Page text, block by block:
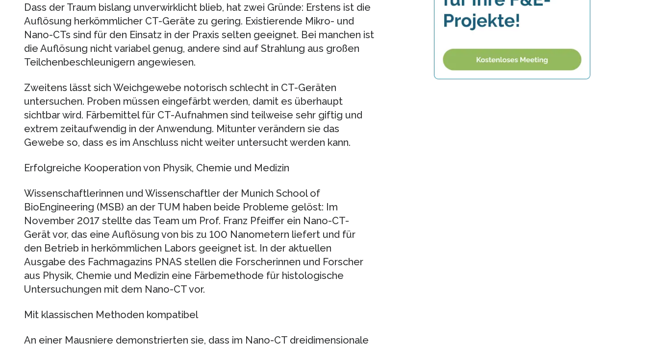
Dass der Traum bislang unverwirklicht blieb, hat zwei Gründe: Erstens ist die
Auflösung herkömmlicher CT-Geräte zu gering. Existierende Mikro- und
Nano-CTs sind für den Einsatz in der Praxis selten geeignet. Bei manchen ist
die Auflösung nicht variabel genug, andere sind auf Strahlung aus großen
Teilchenbeschleunigern angewiesen.
Zweitens lässt sich Weichgewebe notorisch schlecht in CT-Geräten
untersuchen. Proben müssen eingefärbt werden, damit es überhaupt
sichtbar wird. Färbemittel für CT-Aufnahmen sind teilweise sehr giftig und
extrem zeitaufwendig in der Anwendung. Mitunter verändern sie das
Gewebe so, dass es im Anschluss nicht weiter untersucht werden kann.
Erfolgreiche Kooperation von Physik, Chemie und Medizin
Wissenschaftlerinnen und Wissenschaftler der Munich School of
BioEngineering (MSB) an der TUM haben beide Probleme gelöst: Im
November 2017 stellte das Team um Prof. Franz Pfeiffer ein Nano-CT-
Gerät vor, das eine Auflösung von bis zu 100 Nanometern liefert und für
den Betrieb in herkömmlichen Labors geeignet ist. In der aktuellen
Ausgabe des Fachmagazins PNAS stellen die Forscherinnen und Forscher
aus Physik, Chemie und Medizin eine Färbemethode für histologische
Untersuchungen mit dem Nano-CT vor.
Mit klassischen Methoden kompatibel
An einer Mausniere demonstrierten sie, dass im Nano-CT dreidimensionale